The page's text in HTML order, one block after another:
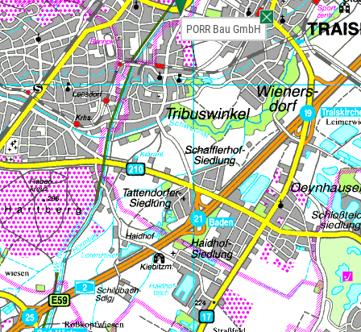
PORR Bau GmbH